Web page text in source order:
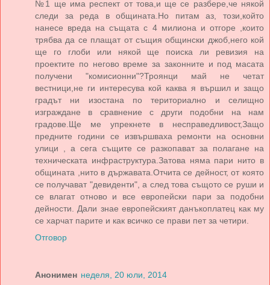
№1 ще има респект от това,и ще се разбере,че някой
следи за реда в общината.Но питам аз, този,който
нанесе вреда на същата с 4 милиона и отгоре ,които
трябва да се плащат от същия общински джоб,него кой
ще го глоби или някой ще поиска ли ревизия на
проектите по негово време за законните и под масата
получени "комисионни"?Троянци май не четат
вестници,не ги интересува кой каква я вършил и защо
градът ни изостана по териториално и селищно
изграждане в сравнение с други подобни на нам
градове.Ще ме упрекнете в несправедливост,Защо
предните години се извършваха ремонти на основни
улици , а сега същите се разкопават за полагане на
техническата инфраструктура.Затова няма пари нито в
общината ,нито в държавата.Отчита се дейност, от която
се получават "девиденти", а след това същото се руши и
се влагат отново и все европейски пари за подобни
дейности. Дали знае европейският данъкоплатец как му
се харчат парите и как всичко се прави пет за четири.
Отговор
Анонимен неделя, 20 юли, 2014